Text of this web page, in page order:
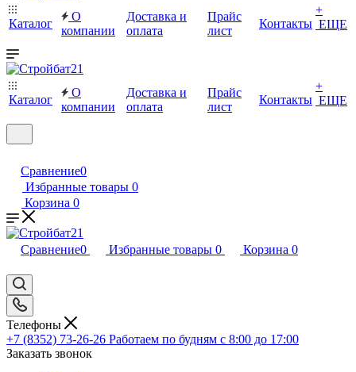
Каталог
О
компании
Доставка и
оплата
Прайс
лист
Контакты
+
ЕЩЕ
Каталог
О
компании
Доставка и
оплата
Прайс
лист
Контакты
+
ЕЩЕ
Сравнение0
Избранные товары 0
Корзина 0
Сравнение0 Избранные товары 0 Корзина 0
Телефоны
+7 (8352) 73-26-26 Работаем по будням с 8:00 до 17:00
Заказать звонок